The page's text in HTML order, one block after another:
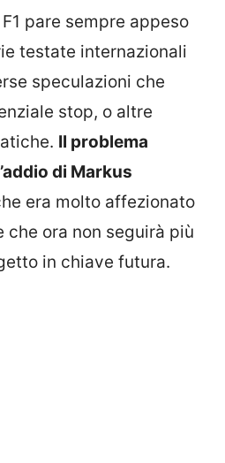
pare sempre appeso
testate internazionali
speculazioni che
stop, o altre
Il problema
di Markus
era molto affezionato
che ora non seguirà più
in chiave futura.